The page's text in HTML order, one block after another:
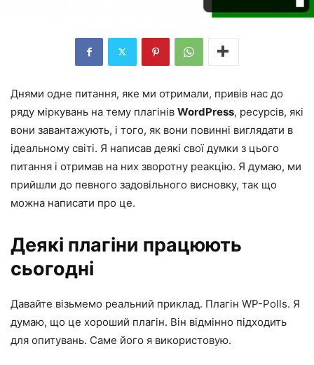
Днями одне питання, яке ми отримали, привів нас до
ряду міркувань на тему плагінів WordPress, ресурсів, які
вони завантажують, і того, як вони повинні виглядати в
ідеальному світі. Я написав деякі свої думки з цього
питання і отримав на них зворотну реакцію. Я думаю, ми
прийшли до певного задовільного висновку, так що
можна написати про це.
Деякі плагіни працюють
сьогодні
Давайте візьмемо реальний приклад. Плагін WP-Polls. Я
думаю, що це хороший плагін. Він відмінно підходить
для опитувань. Саме його я використовую.